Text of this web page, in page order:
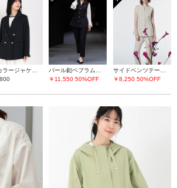
ノーカラージャケット
パール釦ペプラムジレ
￥11,550 50%OFF
サイドベンツテーパードパンツ
￥8,250 50%OFF